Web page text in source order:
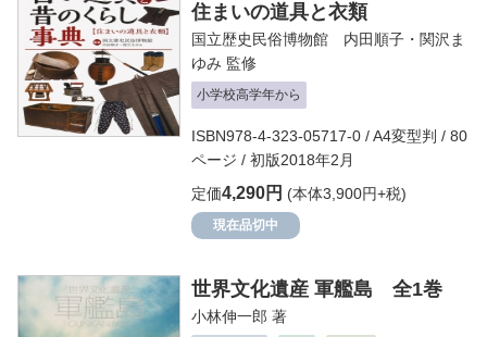
住まいの道具と衣類
国立歴史民俗博物館 内田順子・関沢ま
ゆみ 監修
小学校高学年から
ISBN978-4-323-05717-0 / A4変型判 / 80
ページ / 初版2018年2月
定価4,290円 (本体3,900円+税)
現在品切中
世界文化遺産 軍艦島 全1巻
小林伸一郎 著